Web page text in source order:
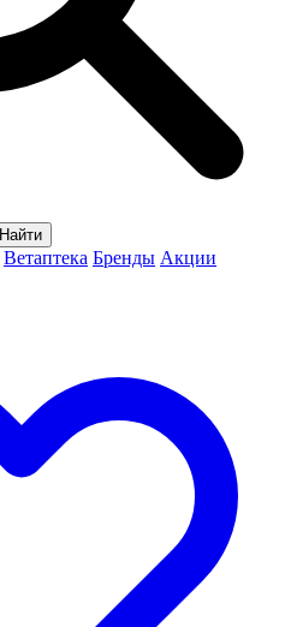
Найти
Ветаптека Бренды Акции